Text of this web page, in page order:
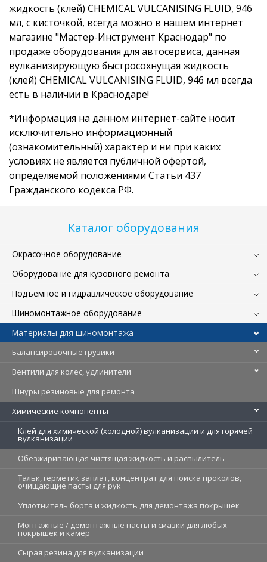
Каталог оборудования
Окрасочное оборудование
Оборудование для кузовного ремонта
Подъемное и гидравлическое оборудование
Шиномонтажное оборудование
Материалы для шиномонтажа
Балансировочные грузики
Вентили для колес, удлинители
Шнуры резиновые для ремонта
Химические компоненты
Клей для химической (холодной) вулканизации и для горячей
вулканизации
Обезжиривающая чистящая жидкость и распылитель
Тальк, герметик заплат, концентрат для поиска проколов,
очищающие пасты для рук
Уплотнитель борта и жидкость для демонтажа покрышек
Монтажные / демонтажные пасты и смазки для любых
покрышек и камер
Cырая резина для вулканизации
жидкость (клей) CHEMICAL VULCANISING FLUID, 946
мл, с кисточкой, всегда можно в нашем интернет
магазине "Мастер-Инструмент Краснодар" по
продаже оборудования для автосервиса, данная
вулканизирующую быстросохнущая жидкость
(клей) CHEMICAL VULCANISING FLUID, 946 мл всегда
есть в наличии в Краснодаре!
*Информация на данном интернет-сайте носит
исключительно информационный
(ознакомительный) характер и ни при каких
условиях не является публичной офертой,
определяемой положениями Статьи 437
Гражданского кодекса РФ.